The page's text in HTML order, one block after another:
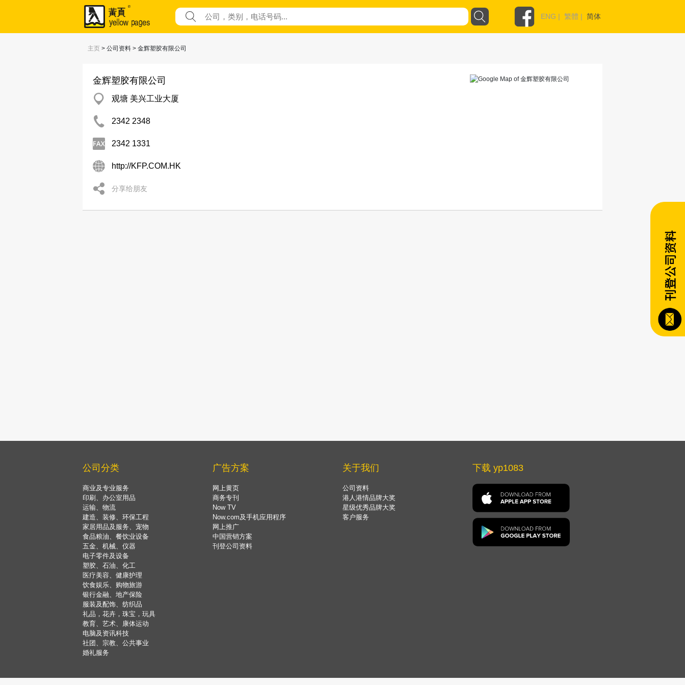
ENG | 繁體 | 简体
主页 > 公司资料 > 金辉塑胶有限公司
金辉塑胶有限公司
观塘 美兴工业大厦
2342 2348
2342 1331
http://KFP.COM.HK
分享给朋友
公司分类
商业及专业服务
印刷、办公室用品
运输、物流
建造、装修、环保工程
家居用品及服务、宠物
食品粮油、餐饮业设备
五金、机械、仪器
电子零件及设备
塑胶、石油、化工
医疗美容、健康护理
饮食娱乐、购物旅游
银行金融、地产保险
服装及配饰、纺织品
礼品，花卉，珠宝，玩具
教育、艺术、康体运动
电脑及资讯科技
社团、宗教、公共事业
婚礼服务
广告方案
网上黄页
商务专刊
Now TV
Now.com及手机应用程序
网上推广
中国营销方案
刊登公司资料
关于我们
公司资料
港人港情品牌大奖
星级优秀品牌大奖
客户服务
下载 yp1083